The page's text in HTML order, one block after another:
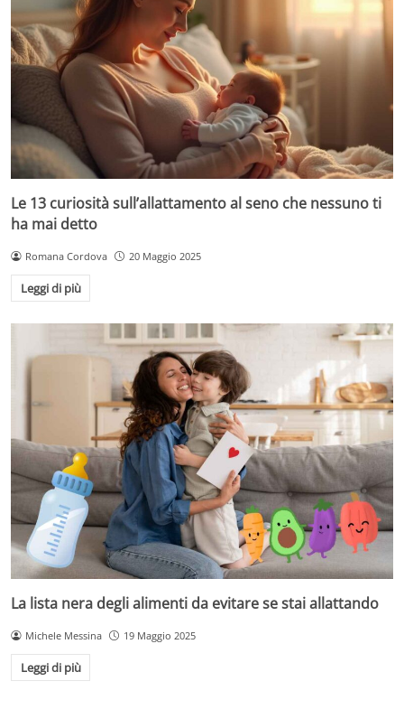
Le 13 curiosità sull’allattamento al seno che nessuno ti
ha mai detto
Romana Cordova 20 Maggio 2025
Leggi di più
La lista nera degli alimenti da evitare se stai allattando
Michele Messina 19 Maggio 2025
Leggi di più